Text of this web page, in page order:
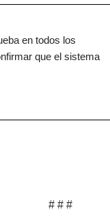
en todos los
que el sistema
# # #